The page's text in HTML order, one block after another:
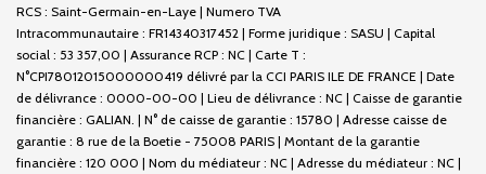
RCS : Saint-Germain-en-Laye | Numero TVA
Intracommunautaire : FR14340317452 | Forme juridique : SASU | Capital
social : 53 357,00 | Assurance RCP : NC | Carte T :
N°CPI78012015000000419 délivré par la CCI PARIS ILE DE FRANCE | Date
de délivrance : 0000-00-00 | Lieu de délivrance : NC | Caisse de garantie
financière : GALIAN. | N° de caisse de garantie : 15780 | Adresse caisse de
garantie : 8 rue de la Boetie - 75008 PARIS | Montant de la garantie
financière : 120 000 | Nom du médiateur : NC | Adresse du médiateur : NC |